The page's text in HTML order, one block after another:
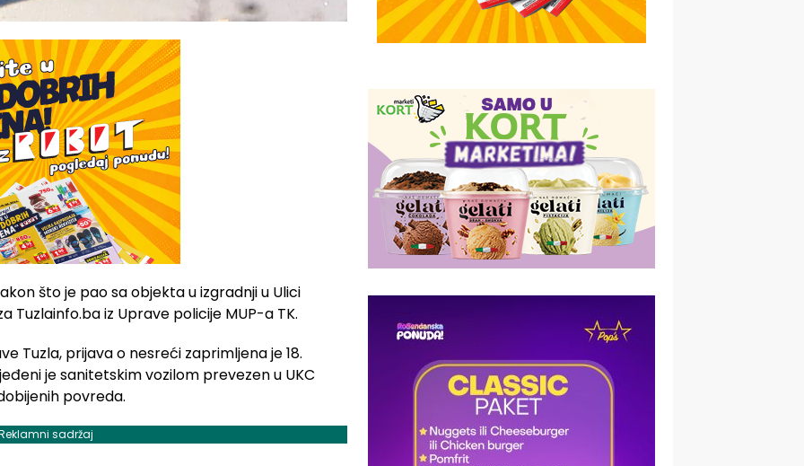
što je pao sa objekta u izgradnji u Ulici
Tuzlainfo.ba iz Uprave policije MUP-a TK.
Tuzla, prijava o nesreći zaprimljena je 18.
je sanitetskim vozilom prevezen u UKC
povreda.
sadržaj